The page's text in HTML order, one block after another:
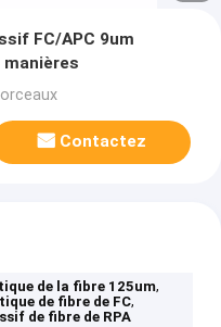
FC/APC 9um
manières
Contactez
de la fibre 125um,
de fibre de FC,
de fibre de RPA